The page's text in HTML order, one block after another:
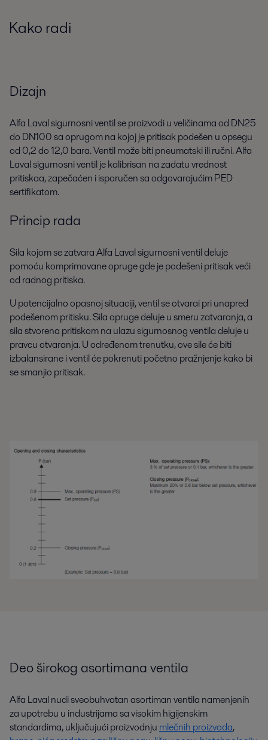
Kako radi
Dizajn
Alfa Laval sigurnosni ventil se proizvodi u veličinama od DN25
do DN100 sa oprugom na kojoj je pritisak podešen u opsegu
od 0,2 do 12,0 bara. Ventil može biti pneumatski ili ručni. Alfa
Laval sigurnosni ventil je kalibrisan na zadatu vrednost
pritiskaa, zapečaćen i isporučen sa odgovarajućim PED
sertifikatom.
Princip rada
Sila kojom se zatvara Alfa Laval sigurnosni ventil deluje
pomoću komprimovane opruge gde je podešeni pritisak veći
od radnog pritiska.
U potencijalno opasnoj situaciji, ventil se otvarai pri unapred
podešenom pritisku. Sila opruge deluje u smeru zatvaranja, a
sila stvorena pritiskom na ulazu sigurnosnog ventila deluje u
pravcu otvaranja. U određenom trenutku, ove sile će biti
izbalansirane i ventil će pokrenuti početno pražnjenje kako bi
se smanjio pritisak.
Deo širokog asortimana ventila
Alfa Laval nudi sveobuhvatan asortiman ventila namenjenih
za upotrebu u industrijama sa visokim higijenskim
standardima, uključujući proizvodnju mlečnih proizvoda,